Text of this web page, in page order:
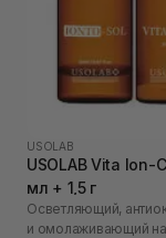
USOLAB
USOLAB Vita Ion-
мл + 1,5 г
Осветляющий,
и омолаживающий